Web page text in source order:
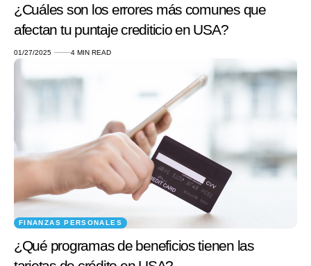
¿Cuáles son los errores más comunes que
afectan tu puntaje crediticio en USA?
01/27/2025 4 MIN READ
FINANZAS PERSONALES
¿Qué programas de beneficios tienen las